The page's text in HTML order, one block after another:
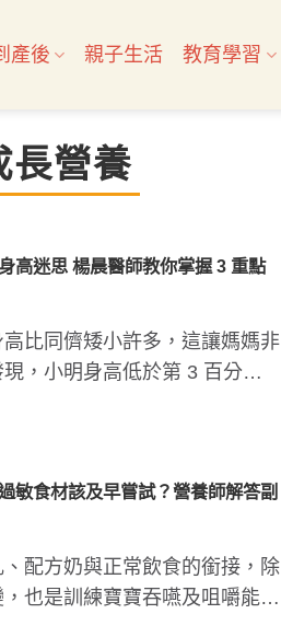
產後 親子生活 教育學習
長營養
高迷思 楊晨醫師教你掌握 3 重點
比同儕矮小許多，這讓媽媽非
，小明身高低於第 3 百分
敏食材該及早嘗試？營養師解答副
配方奶與正常飲食的銜接，除
也是訓練寶寶吞嚥及咀嚼能力